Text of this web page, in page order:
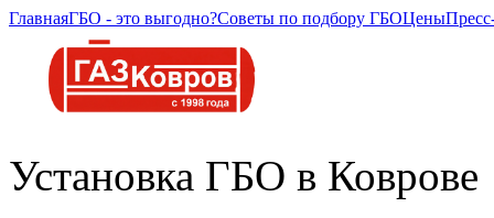
ГлавнаяГБО - это выгодно?Советы по подбору ГБОЦены
Установка ГБО в Коврове